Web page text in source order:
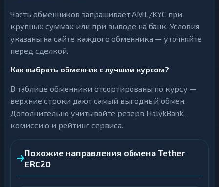
Часть обменников запрашивает AML/KYC при
крупных суммах или при выводе на банк. Условия
указаны на сайте каждого обменника — уточняйте
перед сделкой.
Как выбрать обменник с лучшим курсом?
В таблице обменники отсортированы по курсу —
верхние строки дают самый выгодный обмен.
Дополнительно учитывайте резерв HalykBank,
комиссию и рейтинг сервиса.
Похожие направления обмена Tether
ERC20